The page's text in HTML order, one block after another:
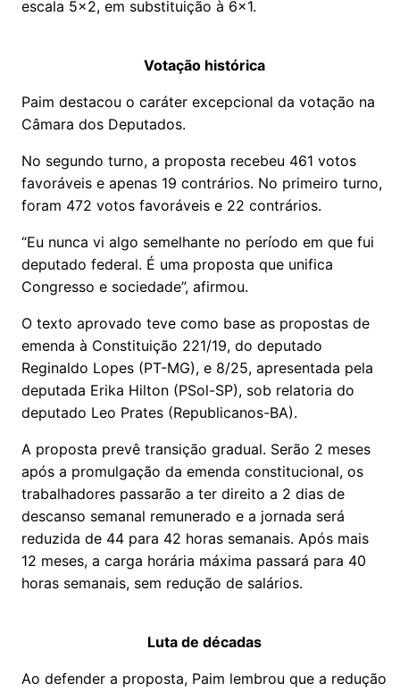
escala 5x2, em substituição à 6x1.
Votação histórica
Paim destacou o caráter excepcional da votação na
Câmara dos Deputados.
No segundo turno, a proposta recebeu 461 votos
favoráveis e apenas 19 contrários. No primeiro turno,
foram 472 votos favoráveis e 22 contrários.
“Eu nunca vi algo semelhante no período em que fui
deputado federal. É uma proposta que unifica
Congresso e sociedade”, afirmou.
O texto aprovado teve como base as propostas de
emenda à Constituição 221/19, do deputado
Reginaldo Lopes (PT-MG), e 8/25, apresentada pela
deputada Erika Hilton (PSol-SP), sob relatoria do
deputado Leo Prates (Republicanos-BA).
A proposta prevê transição gradual. Serão 2 meses
após a promulgação da emenda constitucional, os
trabalhadores passarão a ter direito a 2 dias de
descanso semanal remunerado e a jornada será
reduzida de 44 para 42 horas semanais. Após mais
12 meses, a carga horária máxima passará para 40
horas semanais, sem redução de salários.
Luta de décadas
Ao defender a proposta, Paim lembrou que a redução